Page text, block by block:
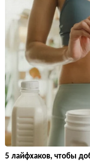
5 лайфхаков, чтобы